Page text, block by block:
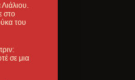
στο
του
σε μια